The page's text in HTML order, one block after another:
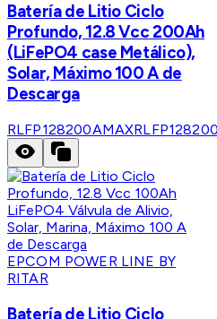
Batería de Litio Ciclo
Profundo, 12.8 Vcc 200Ah
(LiFePO4 case Metálico),
Solar, Máximo 100 A de
Descarga
RLFP128200AMAX
EPCOM POWER LINE BY
RITAR
Batería de Litio Ciclo